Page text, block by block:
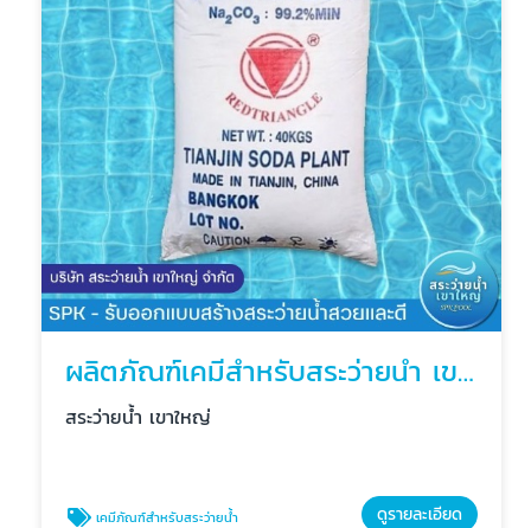
ผลิตภัณฑ์เคมีสำหรับสระว่ายน้ำ เขาใหญ่
สระว่ายน้ำ เขาใหญ่
เคมีภัณฑ์สำหรับสระว่ายน้ำ ดูรายละเอียด